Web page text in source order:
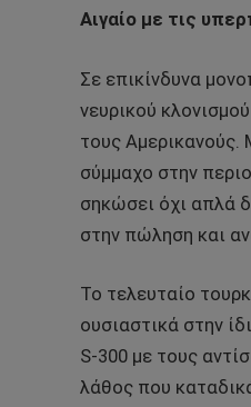
Αιγαίο με τις
Σε επικίνδυνα
νευρικού
τους Αμερικανούς.
σύμμαχο στην
σηκώσει όχι απλά
στην πώληση και
Το τελευταίο
ουσιαστικά στην
S-300 με τους
λάθος που